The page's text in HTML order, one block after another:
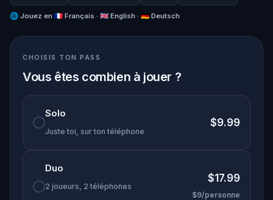
Cela fait quelques mois que vous livrez des
repas, découvrant des coins cachés de la ville et
maintenant, une toute nouvelle mission vous
attend. Résolvez des énigmes réelles et suivez
les indices pour trouver votre prochaine étape. À
chaque détour, découvrez l’histoire riche de Dijon
et ses secrets tout en voyageant à travers le
temps.
Prêt à vous lancer dans cette aventure
palpitante remplie de puzzles ? Prenez votre
téléphone, suivez les indices et effectuez votre
livraison à temps !
🌐 Jouez en 🇫🇷 Français · 🇬🇧 English · 🇩🇪 Deutsch
CHOISIS TON PASS
Vous êtes combien à jouer ?
Solo
Juste toi, sur ton téléphone
$9.99
Duo
2 joueurs, 2 téléphones
$17.99
$9/personne